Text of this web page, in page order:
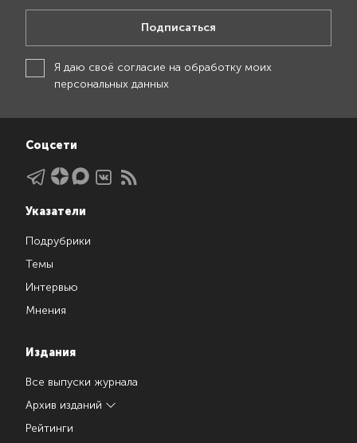
Подписаться
Я даю своё согласие на обработку моих
персональных данных
Соцсети
Указатели
Подрубрики
Темы
Интервью
Мнения
Издания
Все выпуски журнала
Архив изданий
Рейтинги